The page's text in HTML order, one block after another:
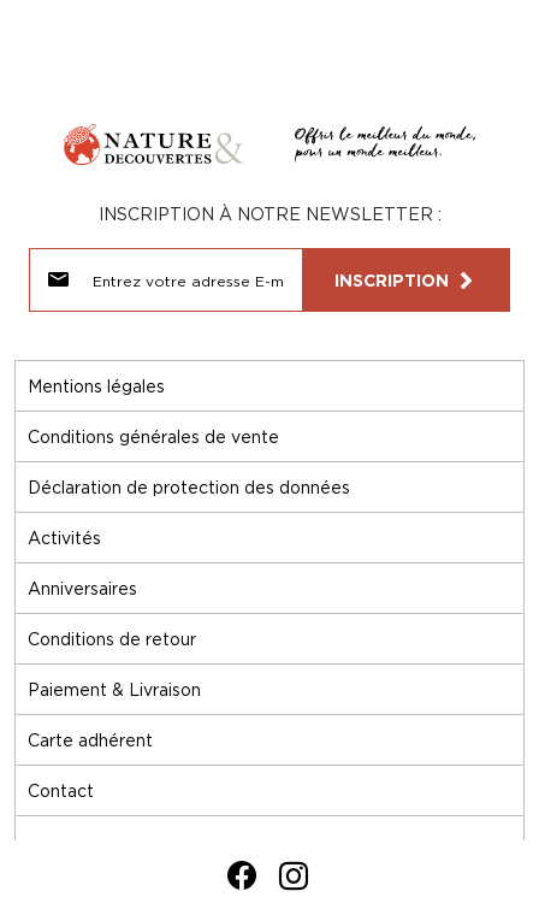
Mentions légales
Conditions générales de vente
Déclaration de protection des données
Activités
Anniversaires
Conditions de retour
Paiement & Livraison
Carte adhérent
Contact
INSCRIPTION À NOTRE NEWSLETTER :
INSCRIPTION